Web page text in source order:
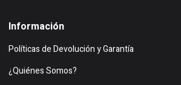
Información
Políticas de Devolución y Garantía
¿Quiénes Somos?